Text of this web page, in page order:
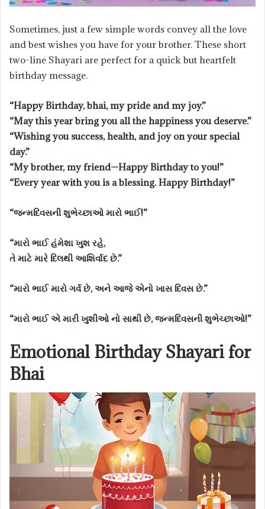
Sometimes, just a few simple words convey all the love
and best wishes you have for your brother. These short
two-line Shayari are perfect for a quick but heartfelt
birthday message.
“Happy Birthday, bhai, my pride and my joy.”
“May this year bring you all the happiness you deserve.”
“Wishing you success, health, and joy on your special
day.”
“My brother, my friend—Happy Birthday to you!”
“Every year with you is a blessing. Happy Birthday!”
“જન્મદિવસની શુભેચ્છાઓ મારો ભાઈ!”
“મારો ભાઈ હંમેશા ખુશ રહે,
તે માટે મારે દિલથી આશિર્વાદ છે.”
“મારો ભાઈ મારો ગર્વ છે, અને આજે એનો ખાસ દિવસ છે.”
“મારો ભાઈ એ મારી ખુશીઓ નો સાથી છે, જન્મદિવસની શુભેચ્છાઓ!”
Emotional Birthday Shayari for
Bhai